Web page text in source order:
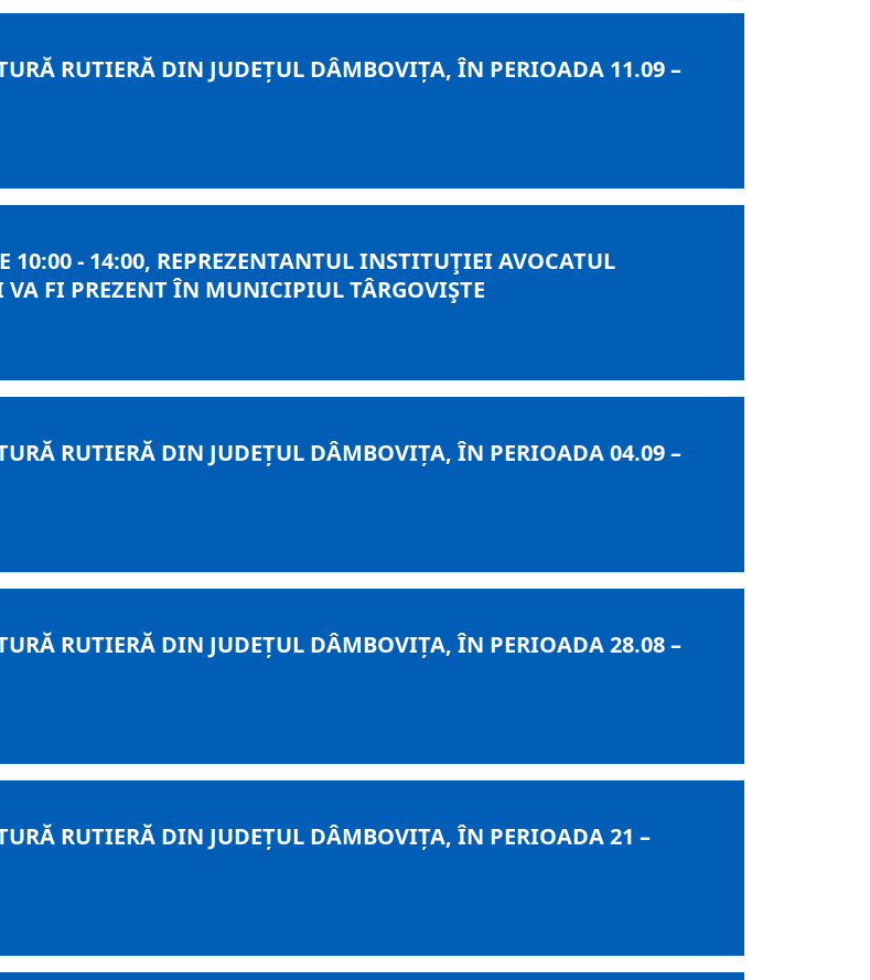
RUTIERĂ DIN JUDEȚUL DÂMBOVIȚA, ÎN PERIOADA 11.09 –
10:00 - 14:00, REPREZENTANTUL INSTITUŢIEI AVOCATUL
FI PREZENT ÎN MUNICIPIUL TÂRGOVIŞTE
RUTIERĂ DIN JUDEȚUL DÂMBOVIȚA, ÎN PERIOADA 04.09 –
RUTIERĂ DIN JUDEȚUL DÂMBOVIȚA, ÎN PERIOADA 28.08 –
RUTIERĂ DIN JUDEȚUL DÂMBOVIȚA, ÎN PERIOADA 21 –